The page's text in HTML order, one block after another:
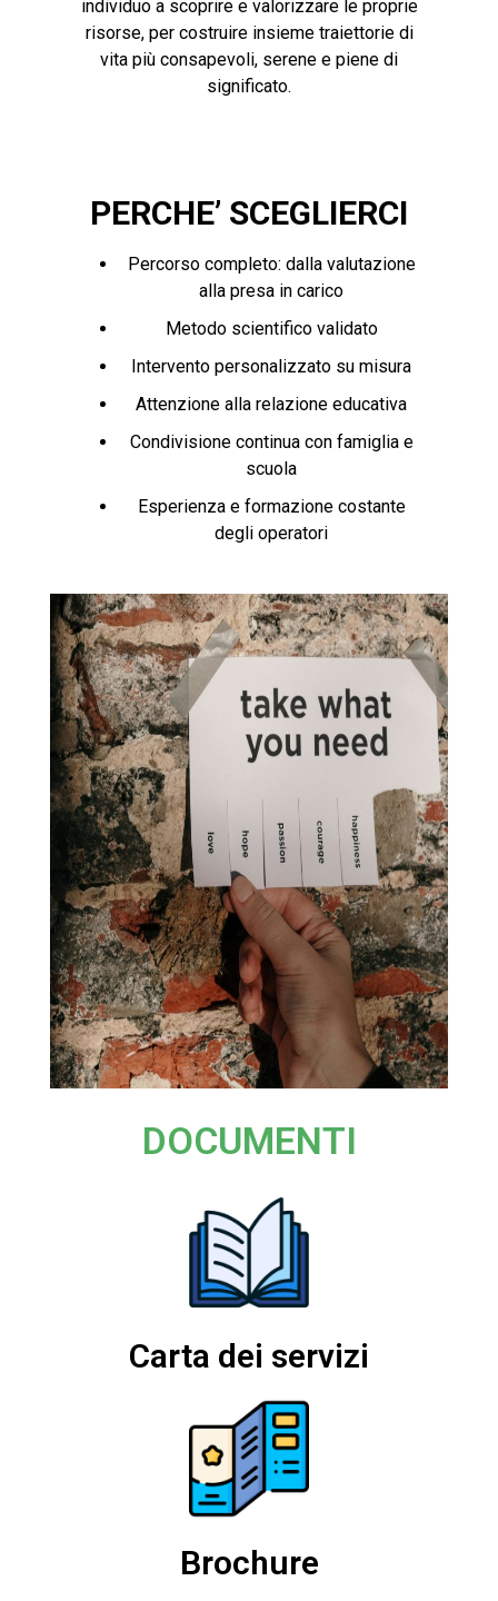
individuo a scoprire e valorizzare le proprie
risorse, per costruire insieme traiettorie di
vita più consapevoli, serene e piene di
significato.
PERCHE’ SCEGLIERCI
Percorso completo: dalla valutazione
alla presa in carico
Metodo scientifico validato
Intervento personalizzato su misura
Attenzione alla relazione educativa
Condivisione continua con famiglia e
scuola
Esperienza e formazione costante
degli operatori
DOCUMENTI
Carta dei servizi
Brochure